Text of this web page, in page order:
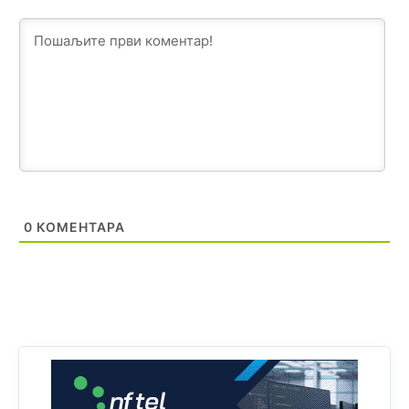
0 КОМЕНТАРА
Анонимно2807447 10:24